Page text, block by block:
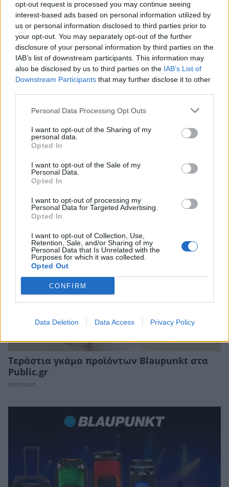
opt-out request is processed you may continue seeing
interest-based ads based on personal information utilized by
us or personal information disclosed to third parties prior to
your opt-out. You may separately opt-out of the further
disclosure of your personal information by third parties on the
IAB’s list of downstream participants. This information may
also be disclosed by us to third parties on the IAB’s List of
Downstream Participants that may further disclose it to other
Personal Data Processing Opt Outs
I want to opt-out of the Sharing of my
personal data.
Opted In
I want to opt-out of the Sale of my
Personal Data.
Opted In
I want to opt-out of processing my
Personal Data for Targeted Advertising.
Opted In
I want to opt-out of Collection, Use,
Retention, Sale, and/or Sharing of my
Personal Data that Is Unrelated with the
Purposes for which it was collected.
Opted Out
CONFIRM
Data Deletion Data Access Privacy Policy
ασυναγώνιστες τιμές!
ΠΡΟΤΑΣΕΙΣ
Τα εργαλεία Blaupunkt στα σούπερ μάρκετ
ΠΡΟΤΑΣΕΙΣ
Τεράστια γκάμα προϊόντων Blaupunkt στα
Public.gr
ΠΡΟΤΑΣΕΙΣ